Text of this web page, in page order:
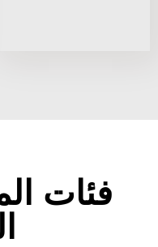
فئات